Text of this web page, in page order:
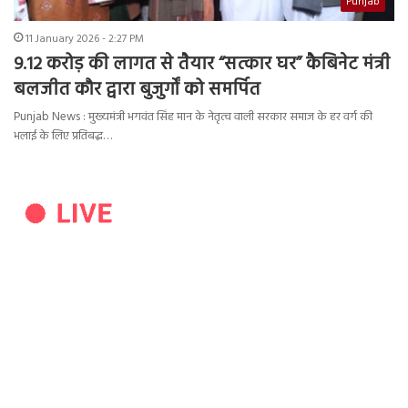
11 January 2026 - 2:27 PM
9.12 करोड़ की लागत से तैयार “सत्कार घर” कैबिनेट मंत्री
बलजीत कौर द्वारा बुजुर्गों को समर्पित
Punjab News : मुख्यमंत्री भगवंत सिंह मान के नेतृत्व वाली सरकार समाज के हर वर्ग की
भलाई के लिए प्रतिबद्ध…